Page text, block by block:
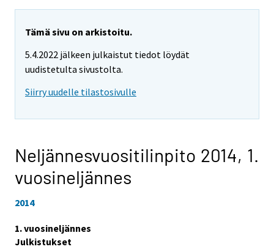
Tämä sivu on arkistoitu.
5.4.2022 jälkeen julkaistut tiedot löydät
uudistetulta sivustolta.
Siirry uudelle tilastosivulle
Neljännesvuositilinpito 2014, 1.
vuosineljännes
2014
1. vuosineljännes
Julkistukset